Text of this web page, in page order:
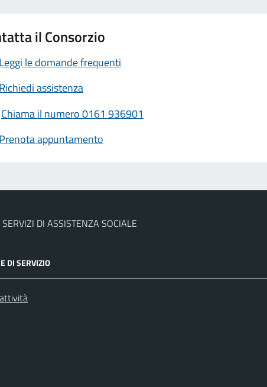
il Consorzio
le domande frequenti
assistenza
Chiama il numero 0161 936901
appuntamento
DI ASSISTENZA SOCIALE
DI SERVIZIO